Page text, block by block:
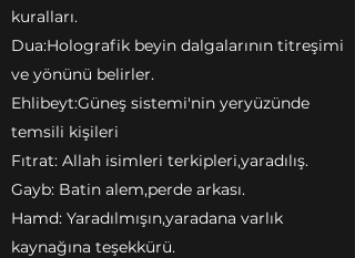
kuralları.
Dua:Holografik beyin dalgalarının titreşimi
ve yönünü belirler.
Ehlibeyt:Güneş sistemi'nin yeryüzünde
temsili kişileri
Fıtrat: Allah isimleri terkipleri,yaradılış.
Gayb: Batin alem,perde arkası.
Hamd: Yaradılmışın,yaradana varlık
kaynağına teşekkürü.